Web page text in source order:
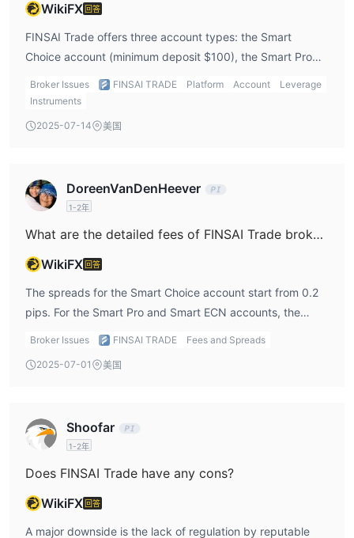
WikiFX 回答
FINSAI Trade offers three account types: the Smart
Choice account (minimum deposit $100), the Smart Pro
account (minimum deposit $1,000), and the Smart ECN
account (minimum deposit $5,000).
Broker Issues FINSAI TRADE Platform Account
Leverage
Instruments
2025-07-14 美国
DoreenVanDenHeever
1-2年
What are the detailed fees of FINSAI Trade broker?
WikiFX 回答
The spreads for the Smart Choice account start from 0.2
pips. For the Smart Pro and Smart ECN accounts, the
spreads are typically tighter. All accounts come with $0
no fees for deposits or withdrawals.
Broker Issues FINSAI TRADE Fees and Spreads
2025-07-01 美国
Shoofar
1-2年
Does FINSAI Trade have any cons?
WikiFX 回答
A major downside is the lack of regulation by reputable